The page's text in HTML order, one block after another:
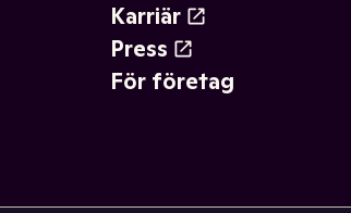
Karriär
Press
För företag